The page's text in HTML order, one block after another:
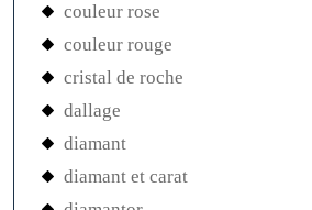
couleur rose
couleur rouge
cristal de roche
dallage
diamant
diamant et carat